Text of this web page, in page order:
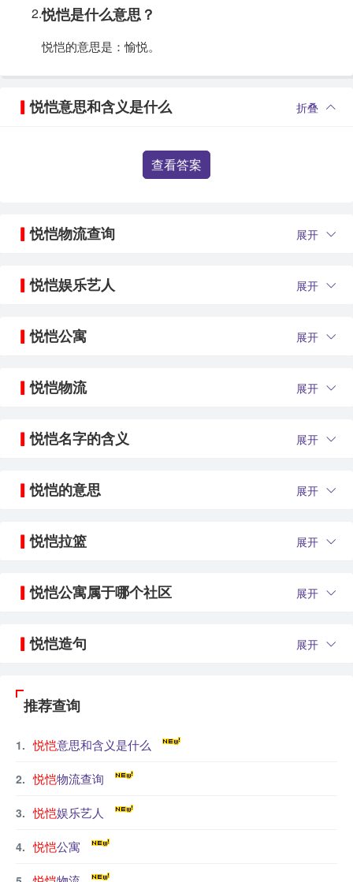
2.悦恺是什么意思？
悦恺的意思是：愉悦。
悦恺意思和含义是什么 折叠
查看答案
悦恺物流查询 展开
悦恺娱乐艺人 展开
悦恺公寓 展开
悦恺物流 展开
悦恺名字的含义 展开
悦恺的意思 展开
悦恺拉篮 展开
悦恺公寓属于哪个社区 展开
悦恺造句 展开
推荐查询
悦恺意思和含义是什么
悦恺物流查询
悦恺娱乐艺人
悦恺公寓